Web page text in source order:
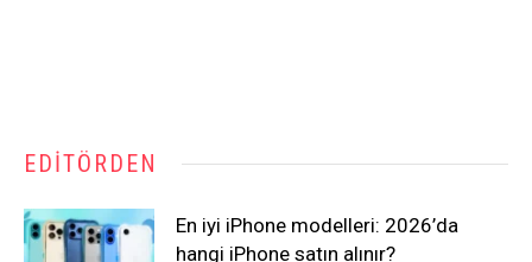
EDITÖRDEN
En iyi iPhone modelleri: 2026’da
hangi iPhone satın alınır?